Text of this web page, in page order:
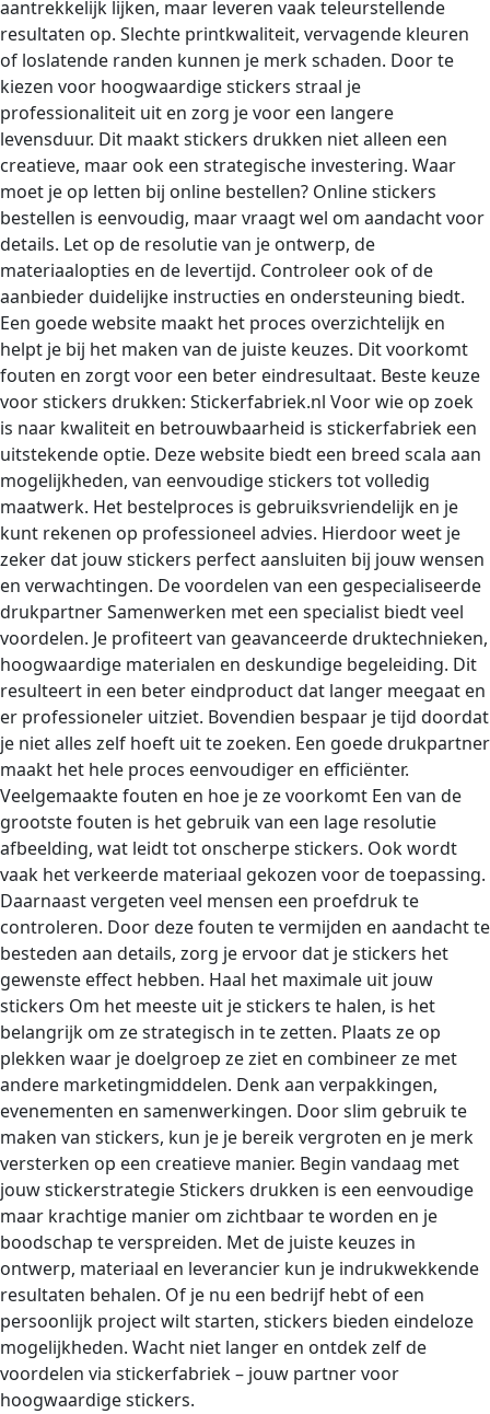
aantrekkelijk lijken, maar leveren vaak teleurstellende
resultaten op. Slechte printkwaliteit, vervagende kleuren
of loslatende randen kunnen je merk schaden. Door te
kiezen voor hoogwaardige stickers straal je
professionaliteit uit en zorg je voor een langere
levensduur. Dit maakt stickers drukken niet alleen een
creatieve, maar ook een strategische investering. Waar
moet je op letten bij online bestellen? Online stickers
bestellen is eenvoudig, maar vraagt wel om aandacht voor
details. Let op de resolutie van je ontwerp, de
materiaalopties en de levertijd. Controleer ook of de
aanbieder duidelijke instructies en ondersteuning biedt.
Een goede website maakt het proces overzichtelijk en
helpt je bij het maken van de juiste keuzes. Dit voorkomt
fouten en zorgt voor een beter eindresultaat. Beste keuze
voor stickers drukken: Stickerfabriek.nl Voor wie op zoek
is naar kwaliteit en betrouwbaarheid is stickerfabriek een
uitstekende optie. Deze website biedt een breed scala aan
mogelijkheden, van eenvoudige stickers tot volledig
maatwerk. Het bestelproces is gebruiksvriendelijk en je
kunt rekenen op professioneel advies. Hierdoor weet je
zeker dat jouw stickers perfect aansluiten bij jouw wensen
en verwachtingen. De voordelen van een gespecialiseerde
drukpartner Samenwerken met een specialist biedt veel
voordelen. Je profiteert van geavanceerde druktechnieken,
hoogwaardige materialen en deskundige begeleiding. Dit
resulteert in een beter eindproduct dat langer meegaat en
er professioneler uitziet. Bovendien bespaar je tijd doordat
je niet alles zelf hoeft uit te zoeken. Een goede drukpartner
maakt het hele proces eenvoudiger en efficiënter.
Veelgemaakte fouten en hoe je ze voorkomt Een van de
grootste fouten is het gebruik van een lage resolutie
afbeelding, wat leidt tot onscherpe stickers. Ook wordt
vaak het verkeerde materiaal gekozen voor de toepassing.
Daarnaast vergeten veel mensen een proefdruk te
controleren. Door deze fouten te vermijden en aandacht te
besteden aan details, zorg je ervoor dat je stickers het
gewenste effect hebben. Haal het maximale uit jouw
stickers Om het meeste uit je stickers te halen, is het
belangrijk om ze strategisch in te zetten. Plaats ze op
plekken waar je doelgroep ze ziet en combineer ze met
andere marketingmiddelen. Denk aan verpakkingen,
evenementen en samenwerkingen. Door slim gebruik te
maken van stickers, kun je je bereik vergroten en je merk
versterken op een creatieve manier. Begin vandaag met
jouw stickerstrategie Stickers drukken is een eenvoudige
maar krachtige manier om zichtbaar te worden en je
boodschap te verspreiden. Met de juiste keuzes in
ontwerp, materiaal en leverancier kun je indrukwekkende
resultaten behalen. Of je nu een bedrijf hebt of een
persoonlijk project wilt starten, stickers bieden eindeloze
mogelijkheden. Wacht niet langer en ontdek zelf de
voordelen via stickerfabriek – jouw partner voor
hoogwaardige stickers.